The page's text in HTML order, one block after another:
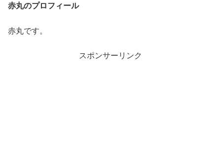
赤丸のプロフィール
赤丸です。
スポンサーリンク